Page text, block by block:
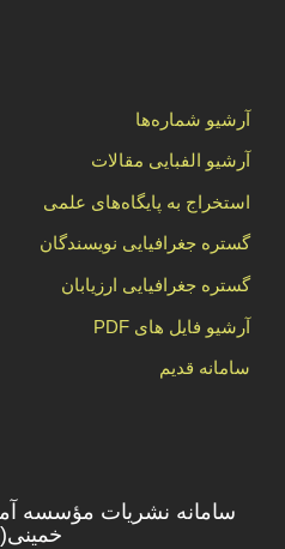
آرشیو شماره‌ها
آرشیو الفبایی مقالات
استخراج به پایگاه‌های علمی
گستره جغرافیایی نویسندگان
گستره جغرافیایی ارزیابان
آرشیو فایل های PDF
سامانه قدیم
سامانه نشریات مؤسسه